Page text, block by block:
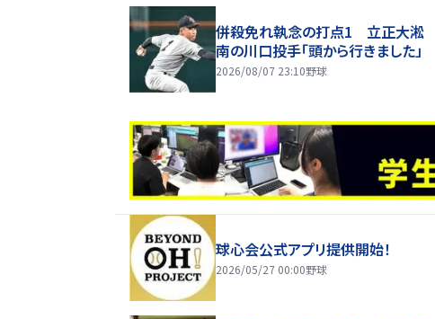
併殺免れ執念の打点1 立正大淞
南の川口投手「頭から行きました」
2026/08/07 23:10野球
球心会公式アプリ提供開始！
2026/05/27 00:00野球